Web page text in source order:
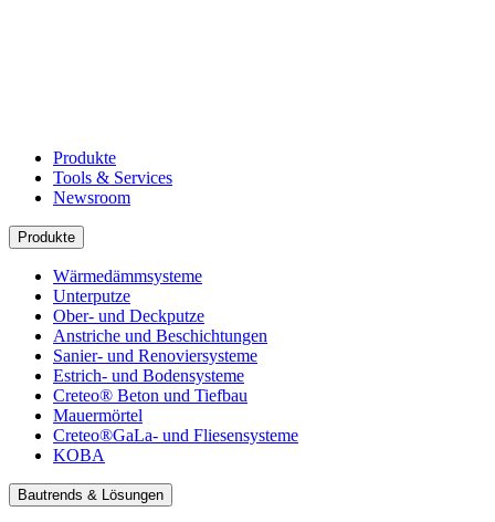
Produkte
Tools & Services
Newsroom
Produkte
Wärmedämmsysteme
Unterputze
Ober- und Deckputze
Anstriche und Beschichtungen
Sanier- und Renoviersysteme
Estrich- und Bodensysteme
Creteo® Beton und Tiefbau
Mauermörtel
Creteo®GaLa- und Fliesensysteme
KOBA
Bautrends & Lösungen